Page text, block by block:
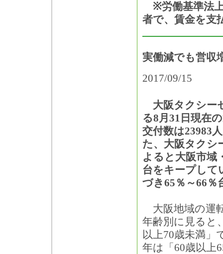
※労働基準法
者で、賃金を支
実働減でも営収
2017/09/15
大阪タクシー
る8月31日現在
交付数は23983
た、大阪タクシ
よると大阪市域
台をキープして
づき65％～66％
大阪地域の運
年齢別に見ると
以上70歳未満」
年は「60歳以上